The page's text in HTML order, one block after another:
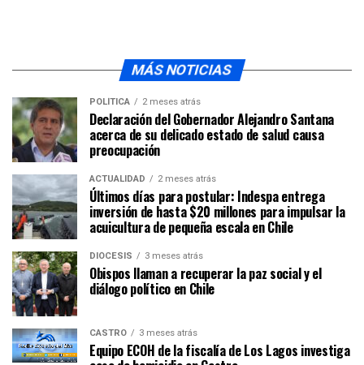
MÁS NOTICIAS
POLÍTICA 2 meses atrás
Declaración del Gobernador Alejandro Santana
acerca de su delicado estado de salud causa
preocupación
ACTUALIDAD 2 meses atrás
Últimos días para postular: Indespa entrega
inversión de hasta $20 millones para impulsar la
acuicultura de pequeña escala en Chile
DIÓCESIS 3 meses atrás
Obispos llaman a recuperar la paz social y el
diálogo político en Chile
CASTRO 3 meses atrás
Equipo ECOH de la fiscalía de Los Lagos investiga